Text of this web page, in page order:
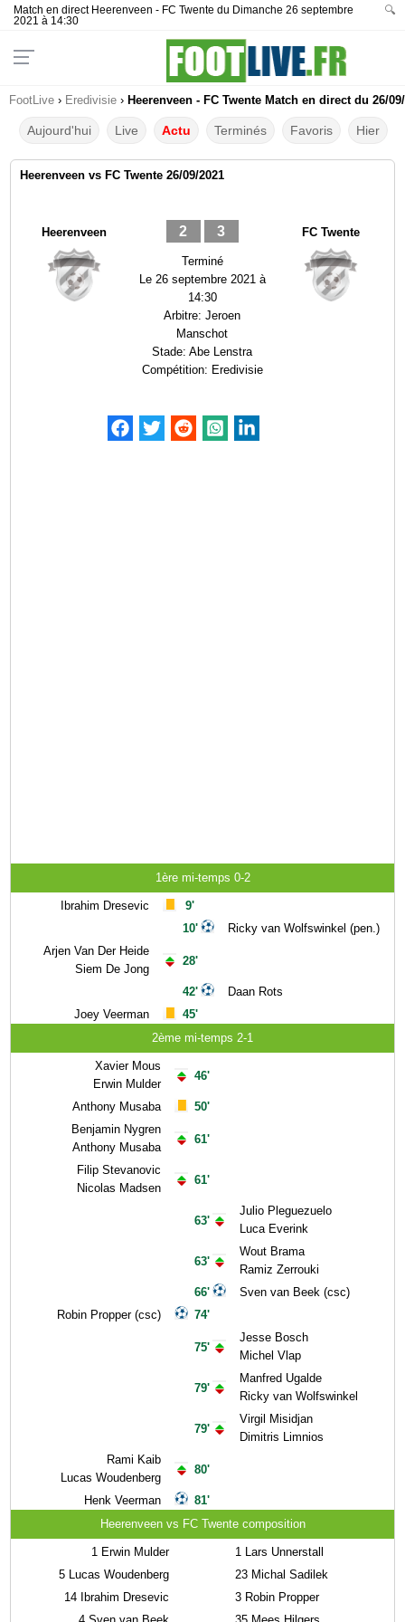
Match en direct Heerenveen - FC Twente du Dimanche 26 septembre
2021 à 14:30
🔍
FootLive › Eredivisie › Heerenveen - FC Twente Match en direct du 26/
Aujourd'hui Live Actu Terminés Favoris Hier
Heerenveen vs FC Twente 26/09/2021
Heerenveen 2 3
Terminé
Le 26 septembre 2021 à
14:30
Arbitre:Jeroen
Manschot
Stade:Abe Lenstra
Compétition: Eredivisie
FC Twente
1ère mi-temps 0-2
Ibrahim Dresevic
Arjen Van Der Heide
Siem De Jong
Joey Veerman
9'
10'
28'
42'
45'
Ricky van Wolfswinkel (pen.)
Daan Rots
2ème mi-temps 2-1
Xavier Mous
Erwin Mulder
Anthony Musaba
Benjamin Nygren
Anthony Musaba
Filip Stevanovic
Nicolas Madsen
Robin Propper (csc)
Rami Kaib
Lucas Woudenberg
Henk Veerman
46'
50'
61'
61'
63'
63'
66'
74'
75'
79'
79'
80'
81'
Julio Pleguezuelo
Luca Everink
Wout Brama
Ramiz Zerrouki
Sven van Beek (csc)
Jesse Bosch
Michel Vlap
Manfred Ugalde
Ricky van Wolfswinkel
Virgil Misidjan
Dimitris Limnios
Heerenveen vs FC Twente composition
1 Erwin Mulder
5 Lucas Woudenberg
14 Ibrahim Dresevic
1 Lars Unnerstall
23 Michal Sadilek
3 Robin Propper